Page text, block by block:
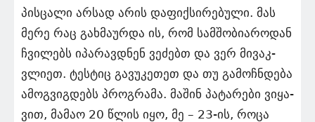
პის­ცა­ლი არ­სად არის და­ფიქ­სი­რე­ბუ­ლი. მას
მერე რაც გახ­მა­ურ­და ის, რომ სამ­შო­ბი­ა­რო­დან
ჩვი­ლებს იპა­რავ­დნენ ვე­ძებთ და ვერ მი­ვაკ­
ვლი­ეთ. ტეს­ტიც გა­ვუ­კე­თეთ და თუ გა­მოჩ­ნდე­ბა
ამოგ­ვიგ­დებს პროგ­რა­მა. მა­შინ პა­ტა­რე­ბი ვი­ყა­
ვით, მა­მაო 20 წლის იყო, მე – 23-ის, როცა